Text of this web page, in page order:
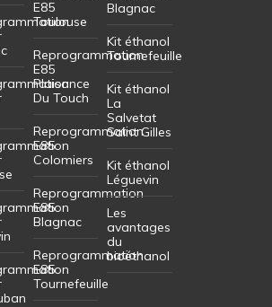
E85
Toulouse
Reprogrammation
E85
Plaisance
Du Touch
Reprogrammation
E85
Colomiers
Reprogrammation
E85
Blagnac
Reprogrammation
E85
Tournefeuille
Blagnac
Kit éthanol
Tournefeuille
Kit éthanol
La
Salvetat
Saint Gilles
Kit éthanol
Léguevin
Les
avantages
du
bioéthanol